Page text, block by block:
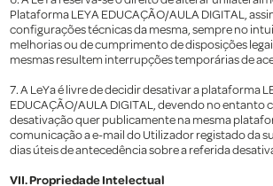
Plataforma LEYA EDUCAÇÃO/AULA DIGITAL,
configurações técnicas da mesma, sempre no
melhorias ou de cumprimento de disposições
mesmas resultem interrupções temporárias de
7. A LeYa é livre de decidir desativar a plataforma
EDUCAÇÃO/AULA DIGITAL, devendo no entanto
desativação quer publicamente na mesma
comunicação a e-mail do Utilizador registado da
dias úteis de antecedência sobre a referida
VII. Propriedade Intelectual